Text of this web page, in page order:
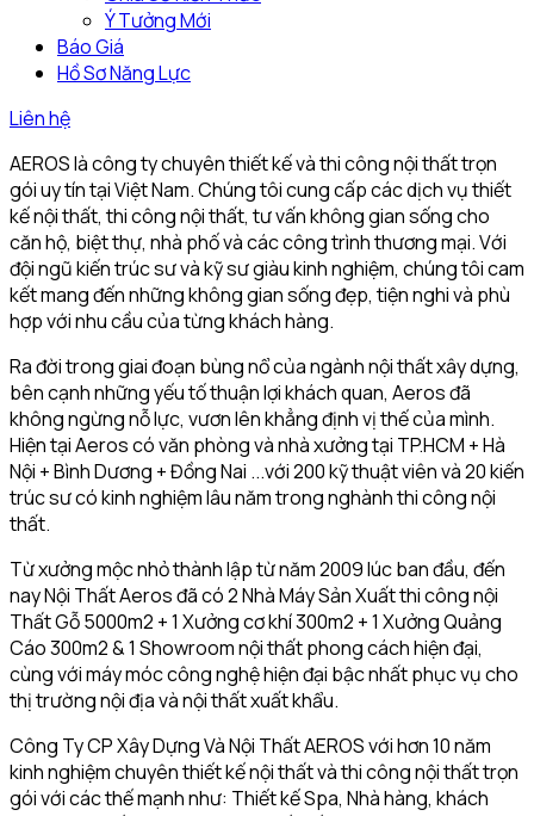
Ý Tưởng Mới
Báo Giá
Hồ Sơ Năng Lực
Liên hệ
AEROS là công ty chuyên thiết kế và thi công nội thất trọn
gói uy tín tại Việt Nam. Chúng tôi cung cấp các dịch vụ thiết
kế nội thất, thi công nội thất, tư vấn không gian sống cho
căn hộ, biệt thự, nhà phố và các công trình thương mại. Với
đội ngũ kiến trúc sư và kỹ sư giàu kinh nghiệm, chúng tôi cam
kết mang đến những không gian sống đẹp, tiện nghi và phù
hợp với nhu cầu của từng khách hàng.
Ra đời trong giai đoạn bùng nổ của ngành nội thất xây dựng,
bên cạnh những yếu tố thuận lợi khách quan, Aeros đã
không ngừng nỗ lực, vươn lên khẳng định vị thế của mình.
Hiện tại Aeros có văn phòng và nhà xưởng tại TP.HCM + Hà
Nội + Bình Dương + Đồng Nai ...với 200 kỹ thuật viên và 20 kiến
trúc sư có kinh nghiệm lâu năm trong nghành thi công nội
thất.
Từ xưởng mộc nhỏ thành lập từ năm 2009 lúc ban đầu, đến
nay Nội Thất Aeros đã có 2 Nhà Máy Sản Xuất thi công nội
Thất Gỗ 5000m2 + 1 Xưởng cơ khí 300m2 + 1 Xưởng Quảng
Cáo 300m2 & 1 Showroom nội thất phong cách hiện đại,
cùng với máy móc công nghệ hiện đại bậc nhất phục vụ cho
thị trường nội địa và nội thất xuất khẩu.
Công Ty CP Xây Dựng Và Nội Thất AEROS với hơn 10 năm
kinh nghiệm chuyên thiết kế nội thất và thi công nội thất trọn
gói với các thế mạnh như: Thiết kế Spa, Nhà hàng, khách